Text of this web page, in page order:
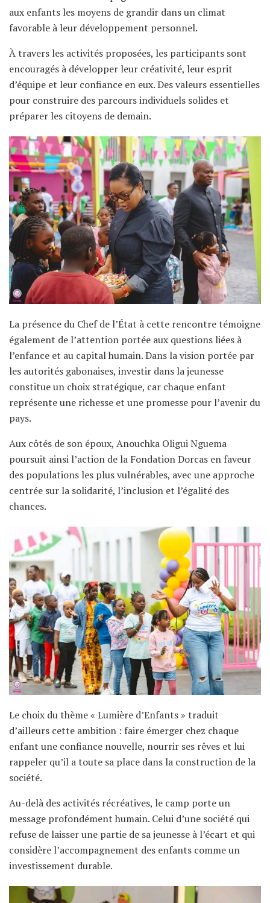
aux enfants les moyens de grandir dans un climat
favorable à leur développement personnel.
À travers les activités proposées, les participants sont
encouragés à développer leur créativité, leur esprit
d’équipe et leur confiance en eux. Des valeurs essentielles
pour construire des parcours individuels solides et
préparer les citoyens de demain.
La présence du Chef de l’État à cette rencontre témoigne
également de l’attention portée aux questions liées à
l’enfance et au capital humain. Dans la vision portée par
les autorités gabonaises, investir dans la jeunesse
constitue un choix stratégique, car chaque enfant
représente une richesse et une promesse pour l’avenir du
pays.
Aux côtés de son époux, Anouchka Oligui Nguema
poursuit ainsi l’action de la Fondation Dorcas en faveur
des populations les plus vulnérables, avec une approche
centrée sur la solidarité, l’inclusion et l’égalité des
chances.
Le choix du thème « Lumière d’Enfants » traduit
d’ailleurs cette ambition : faire émerger chez chaque
enfant une confiance nouvelle, nourrir ses rêves et lui
rappeler qu’il a toute sa place dans la construction de la
société.
Au-delà des activités récréatives, le camp porte un
message profondément humain. Celui d’une société qui
refuse de laisser une partie de sa jeunesse à l’écart et qui
considère l’accompagnement des enfants comme un
investissement durable.